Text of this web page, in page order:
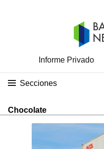
Informe Privado
Secciones
Chocolate